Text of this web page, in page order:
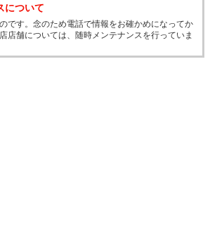
について
です。念のため電話で情報をお確かめになってか
店舗については、随時メンテナンスを行っていま